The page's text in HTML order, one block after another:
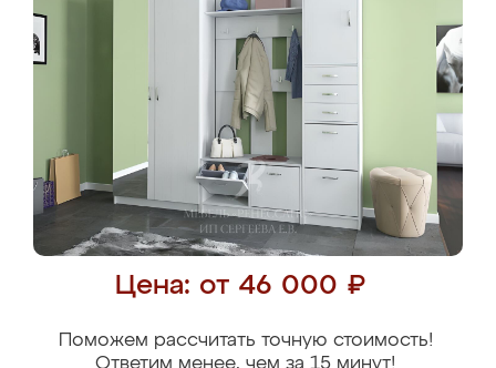
Цена: от 46 000 ₽
Поможем рассчитать точную стоимость!
Ответим менее, чем за 15 минут!